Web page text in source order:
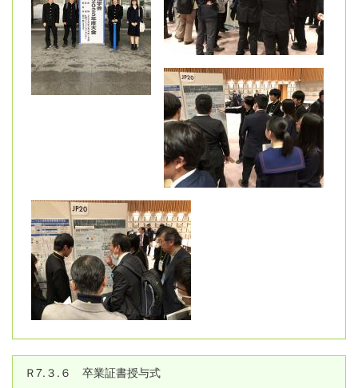
Ｒ7.３.６ 卒業証書授与式